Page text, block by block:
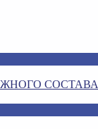
СОСТАВА